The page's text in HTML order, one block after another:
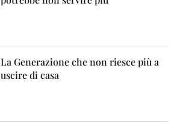
La Generazione che non riesce più a
uscire di casa